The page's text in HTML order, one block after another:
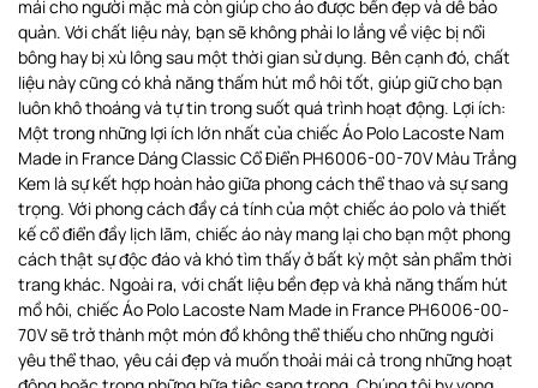
mái cho người mặc mà còn giúp cho áo được bền đẹp và dễ bảo
quản. Với chất liệu này, bạn sẽ không phải lo lắng về việc bị nổi
bông hay bị xù lông sau một thời gian sử dụng. Bên cạnh đó, chất
liệu này cũng có khả năng thấm hút mồ hôi tốt, giúp giữ cho bạn
luôn khô thoáng và tự tin trong suốt quá trình hoạt động. Lợi ích:
Một trong những lợi ích lớn nhất của chiếc Áo Polo Lacoste Nam
Made in France Dáng Classic Cổ Điển PH6006-00-70V Màu Trắng
Kem là sự kết hợp hoàn hảo giữa phong cách thể thao và sự sang
trọng. Với phong cách đầy cá tính của một chiếc áo polo và thiết
kế cổ điển đầy lịch lãm, chiếc áo này mang lại cho bạn một phong
cách thật sự độc đáo và khó tìm thấy ở bất kỳ một sản phẩm thời
trang khác. Ngoài ra, với chất liệu bền đẹp và khả năng thấm hút
mồ hôi, chiếc Áo Polo Lacoste Nam Made in France PH6006-00-
70V sẽ trở thành một món đồ không thể thiếu cho những người
yêu thể thao, yêu cái đẹp và muốn thoải mái cả trong những hoạt